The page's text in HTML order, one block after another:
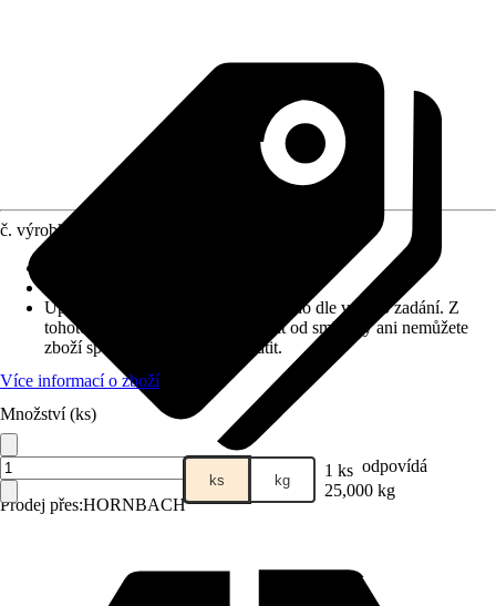
Prodej přes:HORNBACH
č. výrobku
Upozornění: toto zboží bylo vyrobeno dle vašeho zadání. Z
tohoto důvodu nemůžete odstoupit od smlouvy ani nemůžete
zboží společnosti Hornbach vrátit.
Více informací o zboží
Množství (ks)
ks kg 1 ks odpovídá
25,000 kg